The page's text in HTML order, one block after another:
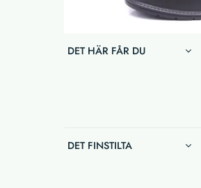
DET HÄR FÅR DU
DET FINSTILTA